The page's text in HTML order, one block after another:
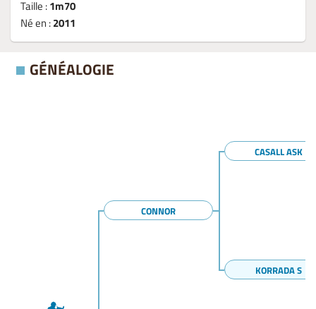
Taille :1m70
Né en :2011
GÉNÉALOGIE
CONNOR
CASALL ASK
KORRADA S